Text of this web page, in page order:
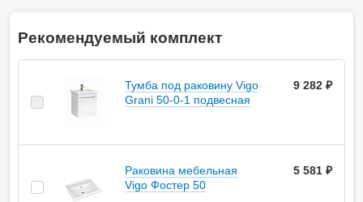
Рекомендуемый комплект
Тумба под раковину Vigo
Grani 50-0-1 подвесная
9 282 ₽
Раковина мебельная
Vigo Фостер 50
5 581 ₽